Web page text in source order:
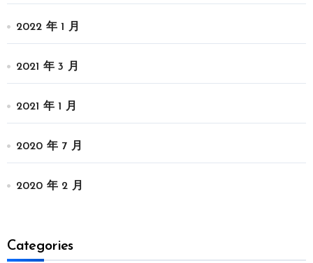
2022 年 1 月
2021 年 3 月
2021 年 1 月
2020 年 7 月
2020 年 2 月
Categories